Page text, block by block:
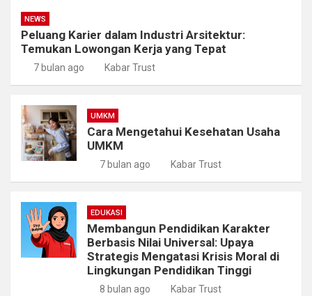
NEWS
Peluang Karier dalam Industri Arsitektur:
Temukan Lowongan Kerja yang Tepat
7 bulan ago Kabar Trust
UMKM
Cara Mengetahui Kesehatan Usaha
UMKM
7 bulan ago Kabar Trust
EDUKASI
Membangun Pendidikan Karakter
Berbasis Nilai Universal: Upaya
Strategis Mengatasi Krisis Moral di
Lingkungan Pendidikan Tinggi
8 bulan ago Kabar Trust